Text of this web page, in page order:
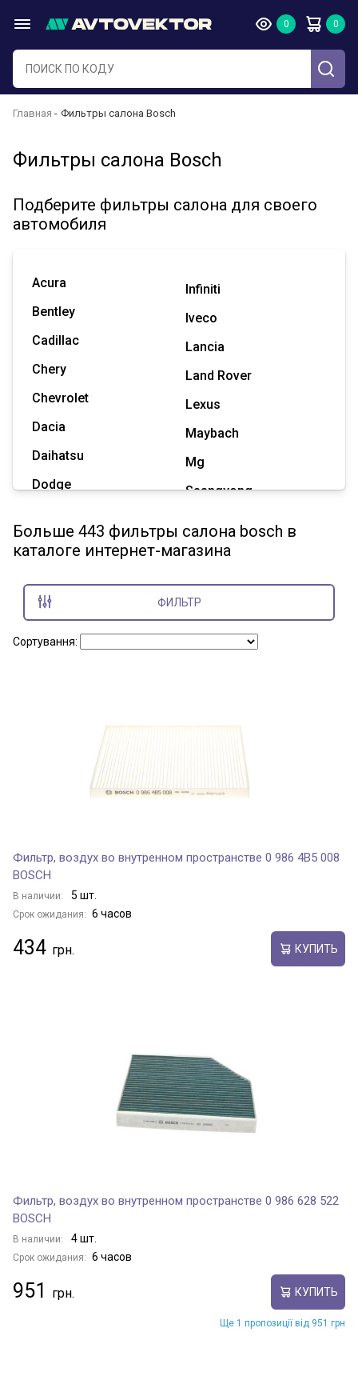
Главная Фильтры салона Bosch
Фильтры салона Bosch
Подберите фильтры салона для своего
автомобиля
Acura
Bentley
Cadillac
Chery
Chevrolet
Dacia
Daihatsu
Dodge
Great Wall
Hummer
Infiniti
Iveco
Lancia
Land Rover
Lexus
Maybach
Mg
Ssangyong
Tesla
Показать все марки
Больше 443 фильтры салона bosch в
каталоге интернет-магазина
ФИЛЬТР
Сортування:
Фильтр, воздух во внутренном пространстве 0 986 4B5 008
BOSCH
В наличии: 5 шт.
Срок ожидания: 6 часов
434 КУПИТЬ
Фильтр, воздух во внутренном пространстве 0 986 628 522
BOSCH
В наличии: 4 шт.
Срок ожидания: 6 часов
951 КУПИТЬ
Ще 1 пропозиції від 951 грн